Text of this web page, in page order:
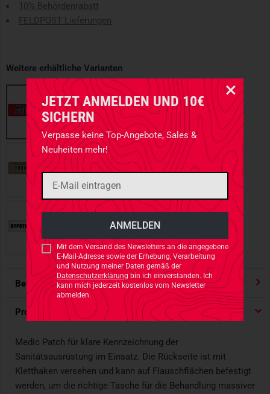
JETZT ANMELDEN UND 10€
SICHERN
Verpasse keine Top-Angebote, Sales &
Neuheiten mehr!
Mit dem Versand des Newsletters an die angegebene
E-Mail-Adresse sowie der Erhebung, Verarbeitung
und Nutzung meiner Daten gemäß der
Datenschutzerklärungbin ich einverstanden. Ich
kann mich jederzeit kostenlos vom Newsletter
abmelden.
10% Behördenrabatt
FELDPOST Lieferungen
Weitere erhältliche Varianten
Bewertungen 4.91/ 5 Sternen
Produktdetails
Medic Patch für klare Kennzeichnung der
Sanitätsausrüstung im Einsatz. Die Rückseite ist mit
Kletthaken versehen und kann auf Flauschflächen befestigt
werden, um die richtige Tasche für die Behandlung massiver